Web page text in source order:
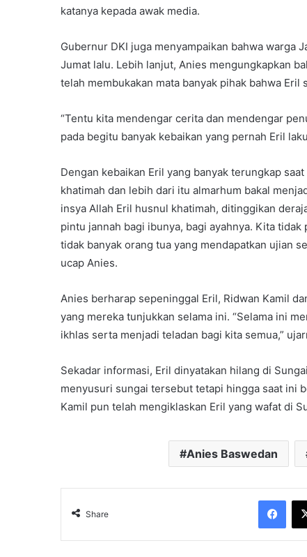
katanya kepada awak media.
Gubernur DKI juga menyampaikan bahwa warga
Jumat lalu. Lebih lanjut, Anies mengungkapkan
telah membukakan mata banyak pihak bahwa Eril
“Tentu kita mendengar cerita dan mendengar
pada begitu banyak kebaikan yang pernah Eril
Dengan kebaikan Eril yang banyak terungkap
khatimah dan lebih dari itu almarhum bakal
insya Allah Eril husnul khatimah, ditinggikan
pintu jannah bagi ibunya, bagi ayahnya. Kita
tidak banyak orang tua yang mendapatkan ujian
ucap Anies.
Anies berharap sepeninggal Eril, Ridwan Kamil
yang mereka tunjukkan selama ini. “Selama ini
ikhlas serta menjadi teladan bagi kita semua,”
Sekadar informasi, Eril dinyatakan hilang di
menyusuri sungai tersebut tetapi hingga saat ini
Kamil pun telah mengiklaskan Eril yang wafat di
Anies Baswedan
Share